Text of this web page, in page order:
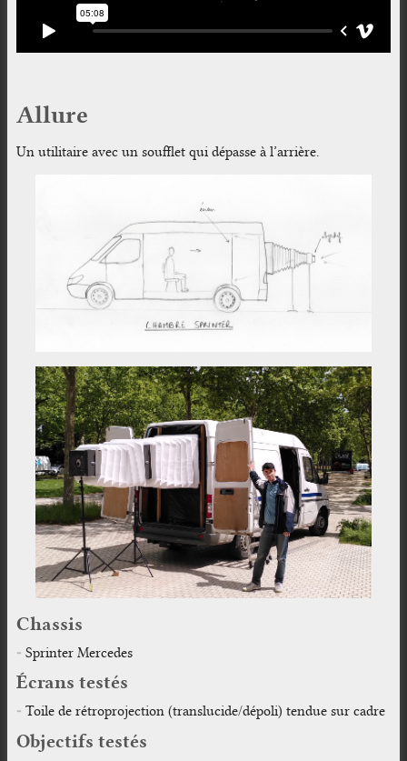
Allure
Un utilitaire avec un soufflet qui dépasse à l’arrière.
Chassis
Sprinter Mercedes
Écrans testés
Toile de rétroprojection (translucide/dépoli) tendue sur cadre
Objectifs testés